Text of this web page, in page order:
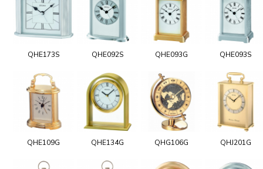
QHE173S QHE092S QHE093G QHE093S
QHE109G QHE134G QHG106G QHJ201G